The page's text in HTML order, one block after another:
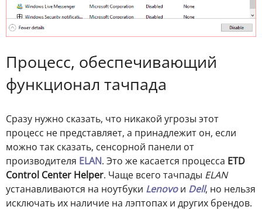
Процесс, обеспечивающий
функционал тачпада
Сразу нужно сказать, что никакой угрозы этот
процесс не представляет, а принадлежит он, если
можно так сказать, сенсорной панели от
производителя ELAN. Это же касается процесса ETD
Control Center Helper. Чаще всего тачпады ELAN
устанавливаются на ноутбуки Lenovoи Dell, но нельзя
исключать их наличие на лэптопах и других брендов.